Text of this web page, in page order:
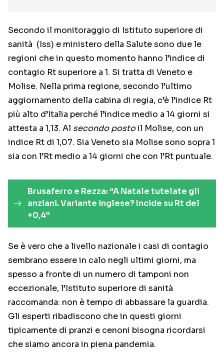
Secondo il monitoraggio di Istituto superiore di
sanità (Iss) e ministero della Salute sono due le
regioni che in questo momento hanno l’indice di
contagio Rt superiore a 1. Si tratta di Veneto e
Molise. Nella prima regione, secondo l’ultimo
aggiornamento della cabina di regia, c’è l’indice Rt
più alto d’Italia perché l’indice medio a 14 giorni si
attesta a 1,13. Al secondo postoil Molise, con un
indice Rt di 1,07. Sia Veneto sia Molise sono sopra 1
sia con l’Rt medio a 14 giorni che con l’Rt puntuale.
Brusaferro e Rezza: “A Natale tutelate gli
anziani. Variante inglese? Incide su Rt del
+0,4”
Se è vero che a livello nazionale i casi di contagio
sembrano essere in calo negli ultimi giorni, ma
spesso a fronte di un numero di tamponi non
eccezionale, l’Istituto superiore di sanità
raccomanda: non è tempo di abbassare la guardia.
Gli esperti ribadiscono che in questi giorni
tipicamente di pranzi e cenoni bisogna ricordarsi
che siamo ancora in piena pandemia.